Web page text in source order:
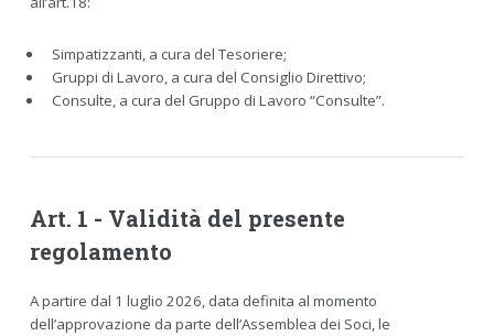
Simpatizzanti, a cura del Tesoriere;
Gruppi di Lavoro, a cura del Consiglio Direttivo;
Consulte, a cura del Gruppo di Lavoro “Consulte”.
Art. 1 - Validità del presente
regolamento
A partire dal 1 luglio 2026, data definita al momento
dell’approvazione da parte dell’Assemblea dei Soci, le